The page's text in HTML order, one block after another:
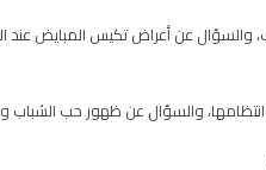
والسؤال عن أعراض تكيس المبايض
والسؤال عن ظهور حب الشباب